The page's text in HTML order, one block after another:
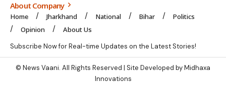
About Company
Home Jharkhand National Bihar
Politics
Opinion
About Us
Subscribe Now for Real-time Updates on the Latest Stories!
© News Vaani. All Rights Reserved | Site Developed by Midhaxa
Innovations